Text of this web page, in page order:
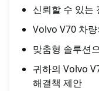
신뢰할 수 있는
Volvo V70 차
맞춤형 솔루션
귀하의 Volvo
해결책 제안